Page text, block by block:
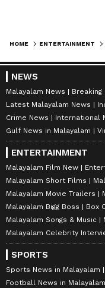
HOME ENTERTAINMENT
NEWS
Malayalam News
Breaking
Latest Malayalam News
Crime News
International
Gulf News in Malayalam
ENTERTAINMENT
Malayalam Film New
Malayalam Short Films
Malayalam Movie Trailers
Malayalam Bigg Boss
Box
Malayalam Songs & Music
Malayalam Celebrity
SPORTS
Sports News in Malayalam
Football News in Malayalam